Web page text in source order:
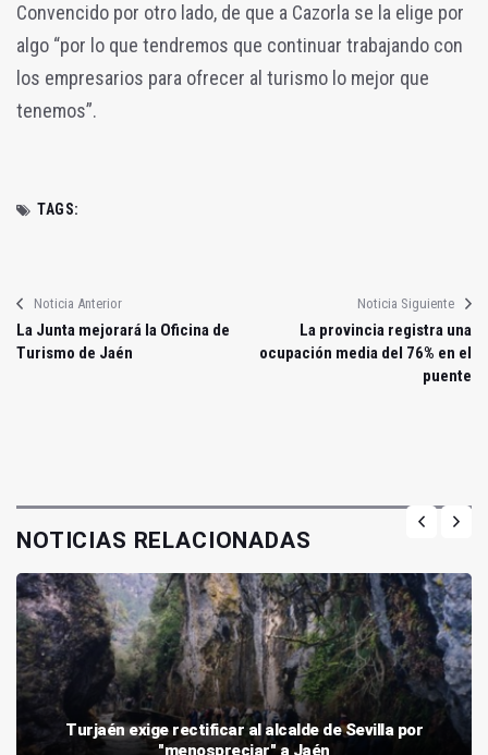
Convencido por otro lado, de que a Cazorla se la elige por
algo “por lo que tendremos que continuar trabajando con
los empresarios para ofrecer al turismo lo mejor que
tenemos”.
TAGS:
Noticia Anterior
La Junta mejorará la Oficina de
Turismo de Jaén
Noticia Siguiente
La provincia registra una
ocupación media del 76% en el
puente
NOTICIAS RELACIONADAS
Turjaén exige rectificar al alcalde de Sevilla por
"menospreciar" a Jaén